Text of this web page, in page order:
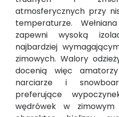
atmosferycznych przy
temperaturze.
zapewni wysoką
najbardziej
zimowych. Walory
docenią więc
narciarze i
preferujące
wędrówek w zimowym